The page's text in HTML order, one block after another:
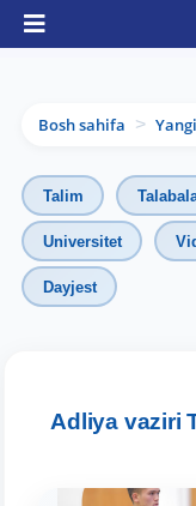
Bosh sahifa >
Talim
Universitet
Dayjest
Adliya vaziri
TDYU qabul
chatda qoldiring.